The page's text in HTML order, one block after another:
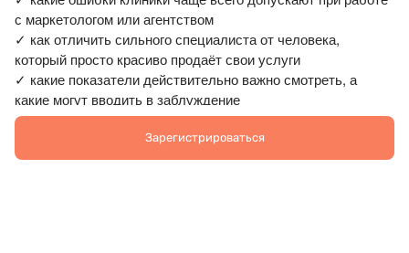
с маркетологом или агентством
✓ как отличить сильного специалиста от человека,
который просто красиво продаёт свои услуги
✓ какие показатели действительно важно смотреть, а
какие могут вводить в заблуждение
✓ с чего начать маркетинг клиники, если бюджет ограничен
Зарегистрироваться